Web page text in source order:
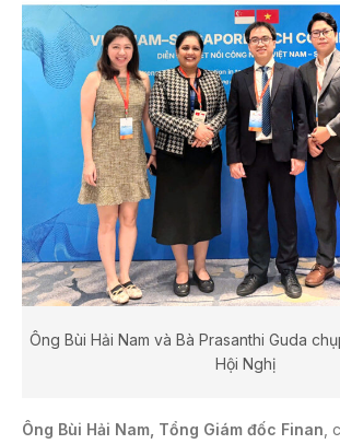
Ông Bùi Hải Nam và Bà Prasanthi Guda
Hội Nghị
Ông Bùi Hải Nam, Tổng Giám đốc Finan ,